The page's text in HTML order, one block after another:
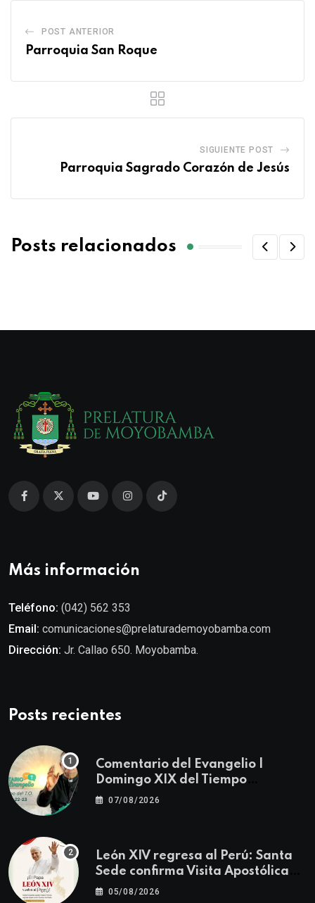
POST ANTERIOR
Parroquia San Roque
SIGUIENTE POST
Parroquia Sagrado Corazón de Jesús
Posts relacionados
Más información
Teléfono: (042) 562 353
Email: comunicaciones@prelaturademoyobamba.com
Dirección: Jr. Callao 650. Moyobamba.
Posts recientes
Comentario del Evangelio |
Domingo XIX del Tiempo
Ordinario | Mateo 14, 22-23
07/08/2026
León XIV regresa al Perú: Santa
Sede confirma Visita Apostólica
del 11 al 17 de noviembre
05/08/2026